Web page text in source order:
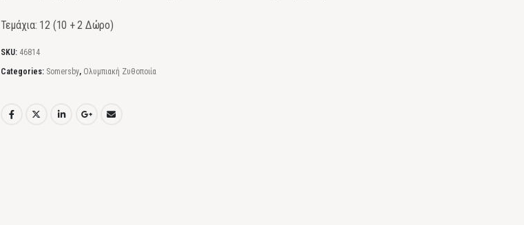
Τεμάχια: 12 (10 + 2 Δώρο)
SKU: 46814
Categories: Somersby, Ολυμπιακή Ζυθοποιία